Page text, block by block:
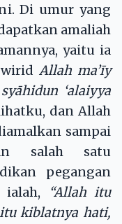
Di umur yang
amaliah
yaitu ia
Allah ma’īy
‘alaiyya
dan Allah
sampai
salah satu
pegangan
“Allah itu
kiblatnya hati,